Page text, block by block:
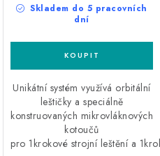
Skladem do 5 pracovních
dní
Unikátní systém využívá orbitální
leštičky a speciálně
konstruovaných mikrovláknových
kotoučů
pro 1krokové strojní leštění a